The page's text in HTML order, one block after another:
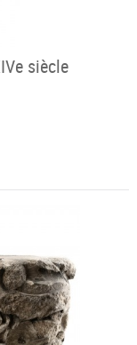
siècle